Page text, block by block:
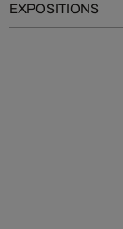
EXPOSITIONS